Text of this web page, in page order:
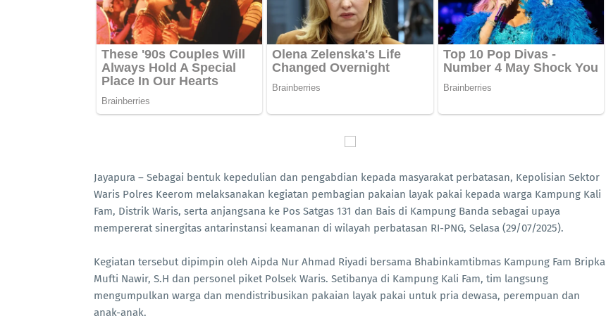
Jayapura – Sebagai bentuk kepedulian dan pengabdian kepada masyarakat perbatasan, Kepolisian Sektor
Waris Polres Keerom melaksanakan kegiatan pembagian pakaian layak pakai kepada warga Kampung Kali
Fam, Distrik Waris, serta anjangsana ke Pos Satgas 131 dan Bais di Kampung Banda sebagai upaya
mempererat sinergitas antarinstansi keamanan di wilayah perbatasan RI-PNG, Selasa (29/07/2025).
Kegiatan tersebut dipimpin oleh Aipda Nur Ahmad Riyadi bersama Bhabinkamtibmas Kampung Fam Bripka
Mufti Nawir, S.H dan personel piket Polsek Waris. Setibanya di Kampung Kali Fam, tim langsung
mengumpulkan warga dan mendistribusikan pakaian layak pakai untuk pria dewasa, perempuan dan
anak-anak.